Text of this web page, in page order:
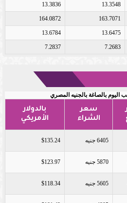
13.3548
13.3836
163.7071
164.0872
13.6475
13.6784
7.2683
7.2837
بالصاغة بالجنيه المصري
سعر
الشراء
بالدولار
الأمريكي
6405 جنيه $135.24
5870 جنيه $123.97
5605 جنيه $118.34